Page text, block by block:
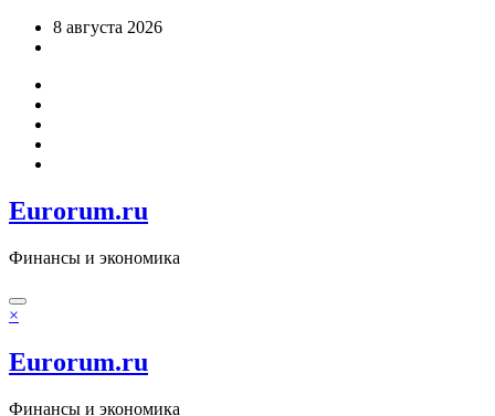
Перейти8 августа 2026
Eurorum.ru
Финансы и экономика
×
Eurorum.ru
Финансы и экономика